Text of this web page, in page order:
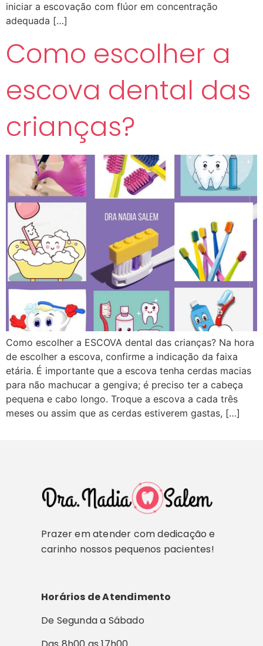
iniciar a escovação com flúor em concentração
adequada […]
Como escolher a
escova dental das
crianças?
Como escolher a ESCOVA dental das crianças? Na hora
de escolher a escova, confirme a indicação da faixa
etária. É importante que a escova tenha cerdas macias
para não machucar a gengiva; é preciso ter a cabeça
pequena e cabo longo. Troque a escova a cada três
meses ou assim que as cerdas estiverem gastas, […]
Prazer em atender com dedicação e
carinho nossos pequenos pacientes!
Horários de Atendimento
De Segunda a Sábado